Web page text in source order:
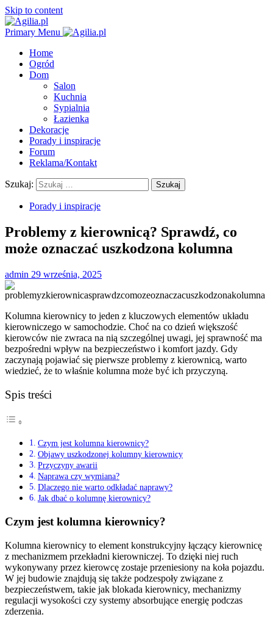
Skip to content
Primary Menu
Home
Ogród
Dom
Salon
Kuchnia
Sypialnia
Łazienka
Dekoracje
Porady i inspiracje
Forum
Reklama/Kontakt
Szukaj:
Porady i inspiracje
Problemy z kierownicą? Sprawdź, co
może oznaczać uszkodzona kolumna
admin 29 września, 2025
Kolumna kierownicy to jeden z kluczowych elementów układu
kierowniczego w samochodzie. Choć na co dzień większość
kierowców nie zwraca na nią szczególnej uwagi, jej sprawność ma
bezpośredni wpływ na bezpieczeństwo i komfort jazdy. Gdy
zaczynają pojawiać się pierwsze problemy z kierownicą, warto
wiedzieć, że to właśnie kolumna może być ich przyczyną.
Spis treści
Czym jest kolumna kierownicy?
Objawy uszkodzonej kolumny kierownicy
Przyczyny awarii
Naprawa czy wymiana?
Dlaczego nie warto odkładać naprawy?
Jak dbać o kolumnę kierownicy?
Czym jest kolumna kierownicy?
Kolumna kierownicy to element konstrukcyjny łączący kierownicę
z mechanizmem przekładni kierowniczej. To dzięki niej ruch
wykonywany przez kierowcę zostaje przeniesiony na koła pojazdu.
W jej budowie znajdują się także podzespoły związane z
bezpieczeństwem, takie jak blokada kierownicy, mechanizmy
regulacji wysokości czy systemy absorbujące energię podczas
zderzenia.